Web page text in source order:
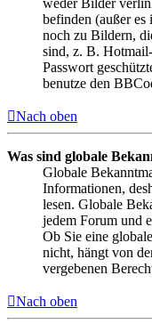
befinden (außer
noch zu Bildern,
sind, z. B.
Passwort
benutze den
Nach oben
Was sind globale
Globale
Informationen,
lesen. Globale
jedem Forum und
Ob Sie eine
nicht, hängt von
vergebenen
Nach oben